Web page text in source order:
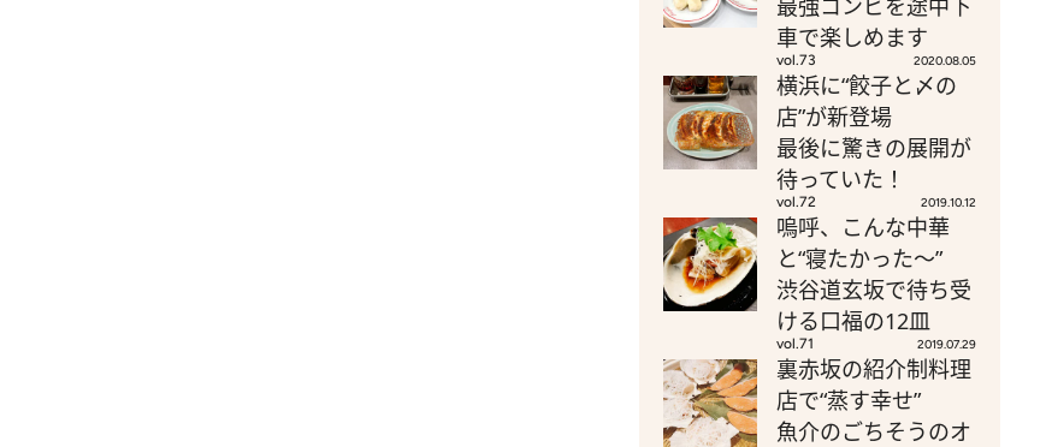
最強コンビを途中下
車で楽しめます
vol.73 2020.08.05
横浜に“餃子と〆の
店”が新登場
最後に驚きの展開が
待っていた！
vol.72 2019.10.12
嗚呼、こんな中華
と“寝たかった～”
渋谷道玄坂で待ち受
ける口福の12皿
vol.71 2019.07.29
裏赤坂の紹介制料理
店で“蒸す幸せ”
魚介のごちそうのオ